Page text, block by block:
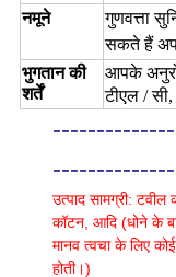
नमूने
गुणवत्ता
सकते हैं
भुगतान की
शर्तें
आपके
टीएल /
उत्पाद सामग्री:
कॉटन, आदि (धोने के
मानव त्वचा के लिए
होती।)